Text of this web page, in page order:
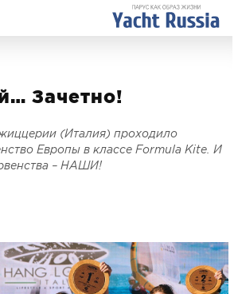
Зачетно!
(Италия) проходило
Европы в классе Formula Kite. И
– НАШИ!